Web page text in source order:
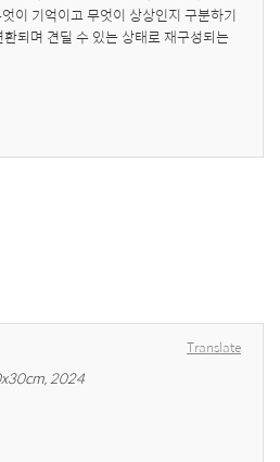
이 기억이고 무엇이 상상인지 구분하기
되며 견딜 수 있는 상태로 재구성되는
Translate
2024